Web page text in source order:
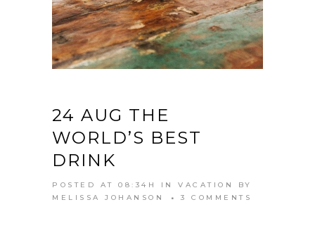
24 AUG THE
WORLD’S BEST
DRINK
POSTED AT 08:34H IN VACATION
BY
MELISSA JOHANSON
3 COMMENTS